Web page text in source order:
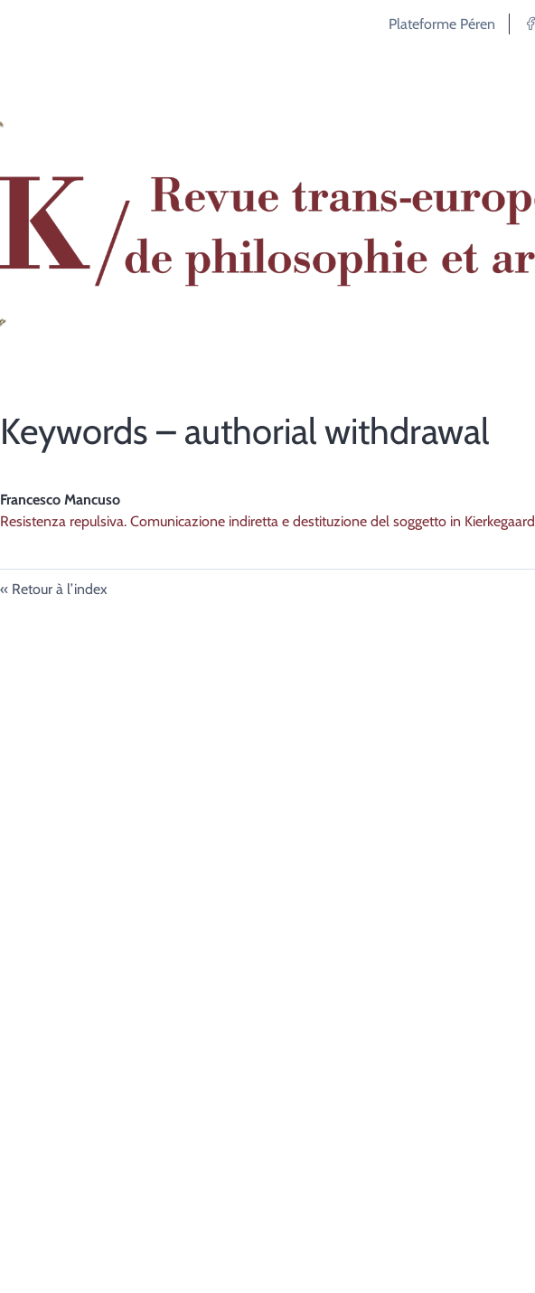
Plateforme Péren
Keywords – authorial withdrawal
Francesco Mancuso
Resistenza repulsiva. Comunicazione indiretta e destituzione del soggetto in Kierkegaard
Retour à l’index